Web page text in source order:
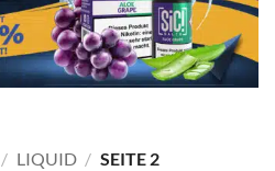
/ LIQUID / SEITE 2